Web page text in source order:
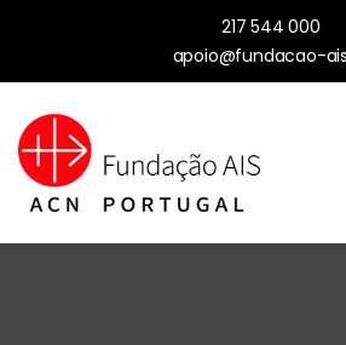
217 544 000
apoio@fundacao-